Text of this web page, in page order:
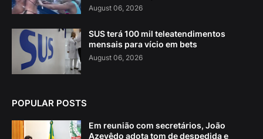
August 06, 2026
SUS terá 100 mil teleatendimentos
mensais para vício em bets
August 06, 2026
POPULAR POSTS
Em reunião com secretários, João
Azevêdo adota tom de despedida e